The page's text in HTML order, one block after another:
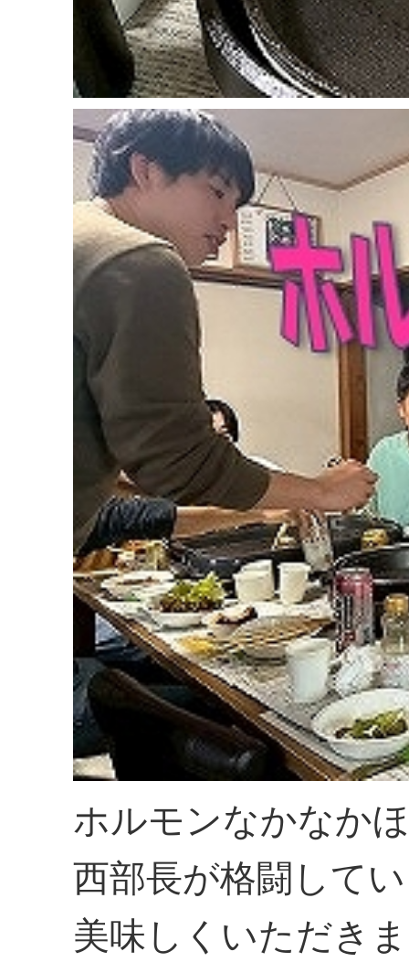
ホルモンなかなか
西部長が格闘して
美味しくいただき